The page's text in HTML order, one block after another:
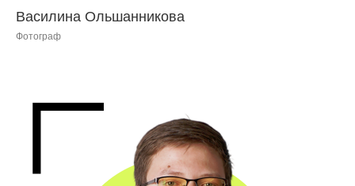
Василина Ольшанникова
Фотограф